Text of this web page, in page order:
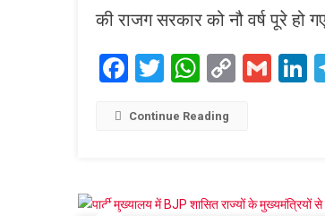
की राजग सरकार को नौ वर्ष पूरे हो
Facebook
TwitterCopy
Continue Reading